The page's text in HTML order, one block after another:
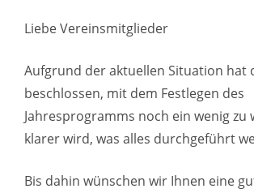
Liebe Vereinsmitglieder
Aufgrund der aktuellen Situation hat
beschlossen, mit dem Festlegen des
Jahresprogramms noch ein wenig zu
klarer wird, was alles durchgeführt
Bis dahin wünschen wir Ihnen eine